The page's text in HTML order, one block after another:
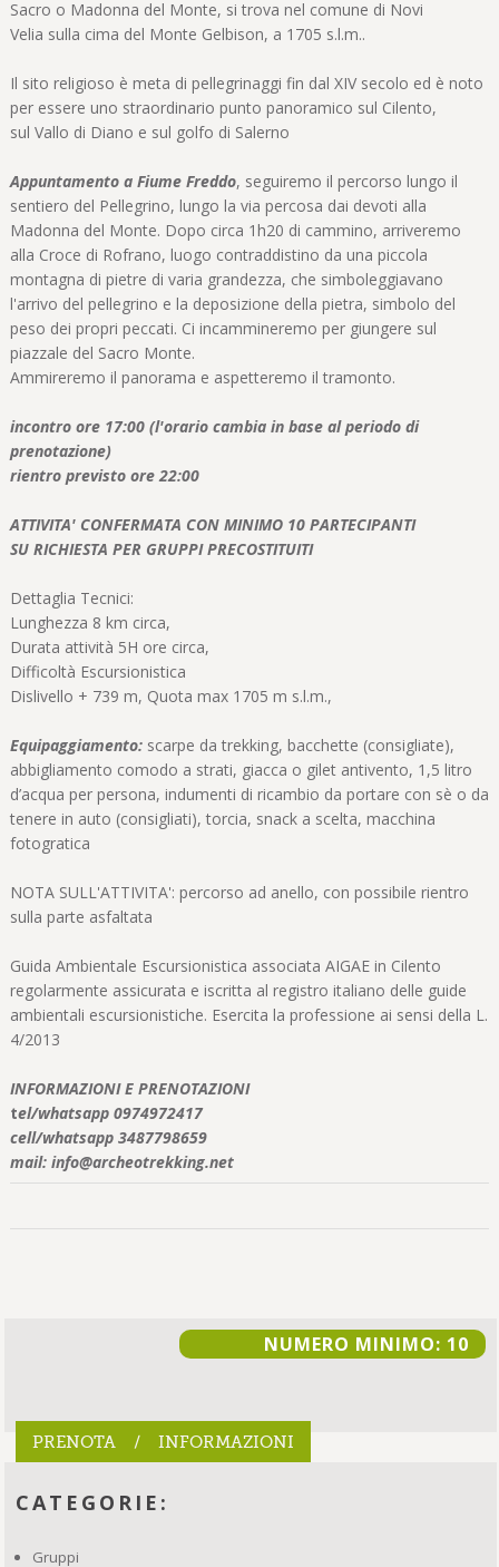
Sacro o Madonna del Monte, si trova nel comune di Novi
Velia sulla cima del Monte Gelbison, a 1705 s.l.m..
Il sito religioso è meta di pellegrinaggi fin dal XIV secolo ed è noto
per essere uno straordinario punto panoramico sul Cilento,
sul Vallo di Diano e sul golfo di Salerno
Appuntamento a Fiume Freddo, seguiremo il percorso lungo il
sentiero del Pellegrino, lungo la via percosa dai devoti alla
Madonna del Monte. Dopo circa 1h20 di cammino, arriveremo
alla Croce di Rofrano, luogo contraddistino da una piccola
montagna di pietre di varia grandezza, che simboleggiavano
l'arrivo del pellegrino e la deposizione della pietra, simbolo del
peso dei propri peccati. Ci incammineremo per giungere sul
piazzale del Sacro Monte.
Ammireremo il panorama e aspetteremo il tramonto.
incontro ore 17:00 (l'orario cambia in base al periodo di
prenotazione)
rientro previsto ore 22:00
ATTIVITA' CONFERMATA CON MINIMO 10 PARTECIPANTI
SU RICHIESTA PER GRUPPI PRECOSTITUITI
Dettaglia Tecnici:
Lunghezza 8 km circa,
Durata attività 5H ore circa,
Difficoltà Escursionistica
Dislivello + 739 m, Quota max 1705 m s.l.m.,
Equipaggiamento:scarpe da trekking, bacchette (consigliate),
abbigliamento comodo a strati, giacca o gilet antivento, 1,5 litro
d’acqua per persona, indumenti di ricambio da portare con sè o da
tenere in auto (consigliati), torcia, snack a scelta, macchina
fotogratica
NOTA SULL'ATTIVITA': percorso ad anello, con possibile rientro
sulla parte asfaltata
Guida Ambientale Escursionistica associata AIGAE in Cilento
regolarmente assicurata e iscritta al registro italiano delle guide
ambientali escursionistiche. Esercita la professione ai sensi della L.
4/2013
INFORMAZIONI E PRENOTAZIONI
tel/whatsapp 0974972417
cell/whatsapp 3487798659
mail: info@archeotrekking.net
NUMERO MINIMO: 10
PRENOTA / INFORMAZIONI
CATEGORIE:
Gruppi